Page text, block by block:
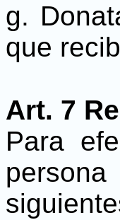
g.
que
Art. 7
Para